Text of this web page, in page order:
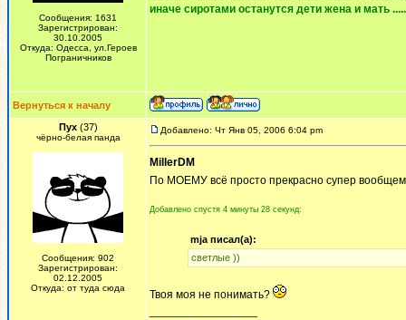
Сообщения: 1631
Зарегистрирован:
30.10.2005
Откуда: Одесса, ул.Героев
Пограничников
иначе сиротами останутся дети жена и мать
Вернуться к началу
Пух(37)
чёрно-белая панда
Сообщения: 902
Зарегистрирован:
02.12.2005
Откуда: от туда сюда
Добавлено: Чт Янв 05, 2006 6:04 pm
MillerDM
По МОЕМУ всё просто прекрасно супер
Добавлено спустя 4 минуты 28 секунд:
mja писал(а):
cветлые ))
Твоя моя не понимать?